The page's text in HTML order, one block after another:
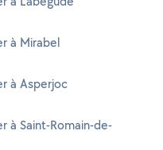
à Mirabel
à Asperjoc
à Saint-Romain-de-